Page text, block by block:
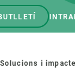
Solucions i impacte